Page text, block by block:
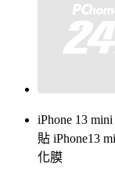
iPhone 13
貼 iPhone13
化膜